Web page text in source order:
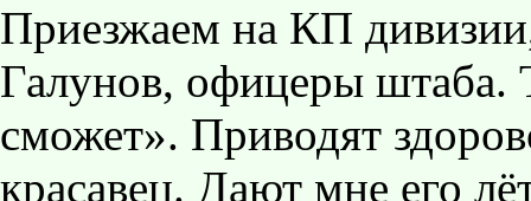
Приезжаем на КП
Галунов, офицеры штаба.
сможет». Приводят
красавец. Дают мне его